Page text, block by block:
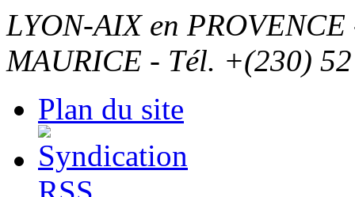
LYON-AIX en
MAURICE - Tél. +(230)
Plan du site